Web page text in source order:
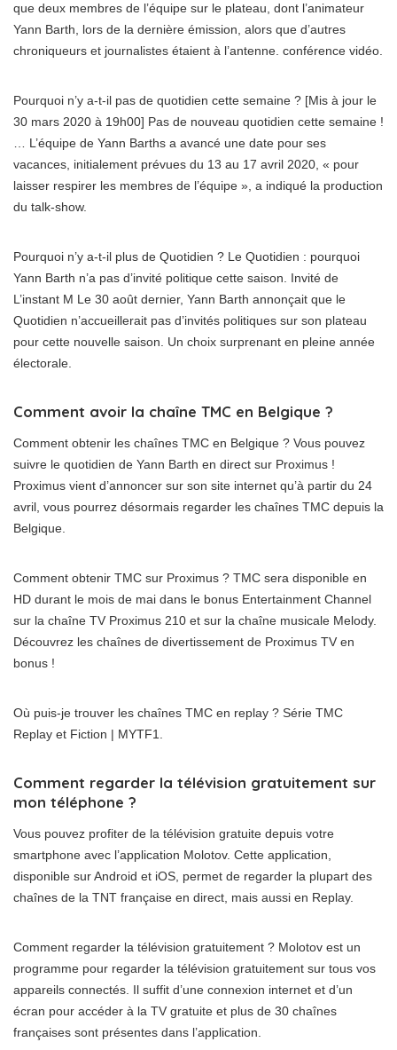
que deux membres de l’équipe sur le plateau, dont l’animateur
Yann Barth, lors de la dernière émission, alors que d’autres
chroniqueurs et journalistes étaient à l’antenne. conférence vidéo.
Pourquoi n’y a-t-il pas de quotidien cette semaine ? [Mis à jour le
30 mars 2020 à 19h00] Pas de nouveau quotidien cette semaine !
… L’équipe de Yann Barths a avancé une date pour ses
vacances, initialement prévues du 13 au 17 avril 2020, « pour
laisser respirer les membres de l’équipe », a indiqué la production
du talk-show.
Pourquoi n’y a-t-il plus de Quotidien ? Le Quotidien : pourquoi
Yann Barth n’a pas d’invité politique cette saison. Invité de
L’instant M Le 30 août dernier, Yann Barth annonçait que le
Quotidien n’accueillerait pas d’invités politiques sur son plateau
pour cette nouvelle saison. Un choix surprenant en pleine année
électorale.
Comment avoir la chaîne TMC en Belgique ?
Comment obtenir les chaînes TMC en Belgique ? Vous pouvez
suivre le quotidien de Yann Barth en direct sur Proximus !
Proximus vient d’annoncer sur son site internet qu’à partir du 24
avril, vous pourrez désormais regarder les chaînes TMC depuis la
Belgique.
Comment obtenir TMC sur Proximus ? TMC sera disponible en
HD durant le mois de mai dans le bonus Entertainment Channel
sur la chaîne TV Proximus 210 et sur la chaîne musicale Melody.
Découvrez les chaînes de divertissement de Proximus TV en
bonus !
Où puis-je trouver les chaînes TMC en replay ? Série TMC
Replay et Fiction | MYTF1.
Comment regarder la télévision gratuitement sur
mon téléphone ?
Vous pouvez profiter de la télévision gratuite depuis votre
smartphone avec l’application Molotov. Cette application,
disponible sur Android et iOS, permet de regarder la plupart des
chaînes de la TNT française en direct, mais aussi en Replay.
Comment regarder la télévision gratuitement ? Molotov est un
programme pour regarder la télévision gratuitement sur tous vos
appareils connectés. Il suffit d’une connexion internet et d’un
écran pour accéder à la TV gratuite et plus de 30 chaînes
françaises sont présentes dans l’application.